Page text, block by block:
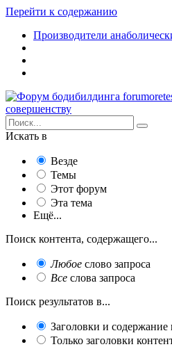
Перейти к содержанию
Производители
Искать в
Везде
Темы
Этот форум
Эта тема
Ещё...
Поиск контента, содержащего...
Любое слово запроса
Все слова запроса
Поиск результатов в...
Заголовки и содержание
Только заголовки